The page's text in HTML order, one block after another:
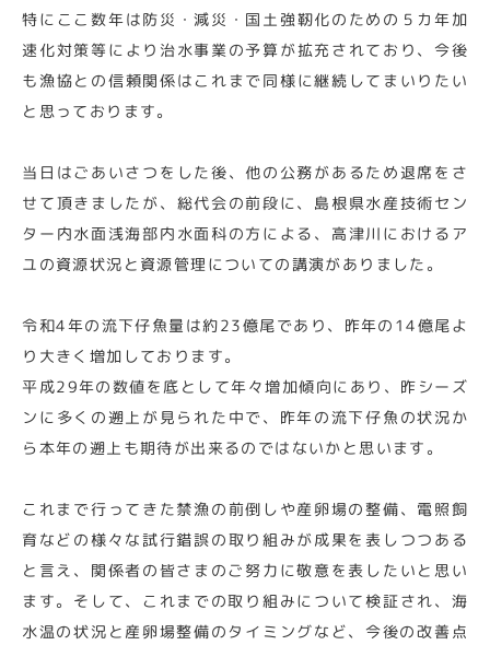
特にここ数年は防災・減災・国土強靭化のための５カ年加
速化対策等により治水事業の予算が拡充されており、今後
も漁協との信頼関係はこれまで同様に継続してまいりたい
と思っております。
当日はごあいさつをした後、他の公務があるため退席をさ
せて頂きましたが、総代会の前段に、島根県水産技術セン
ター内水面浅海部内水面科の方による、高津川におけるア
ユの資源状況と資源管理についての講演がありました。
令和4年の流下仔魚量は約23億尾であり、昨年の14億尾よ
り大きく増加しております。
平成29年の数値を底として年々増加傾向にあり、昨シーズ
ンに多くの遡上が見られた中で、昨年の流下仔魚の状況か
ら本年の遡上も期待が出来るのではないかと思います。
これまで行ってきた禁漁の前倒しや産卵場の整備、電照飼
育などの様々な試行錯誤の取り組みが成果を表しつつある
と言え、関係者の皆さまのご努力に敬意を表したいと思い
ます。そして、これまでの取り組みについて検証され、海
水温の状況と産卵場整備のタイミングなど、今後の改善点